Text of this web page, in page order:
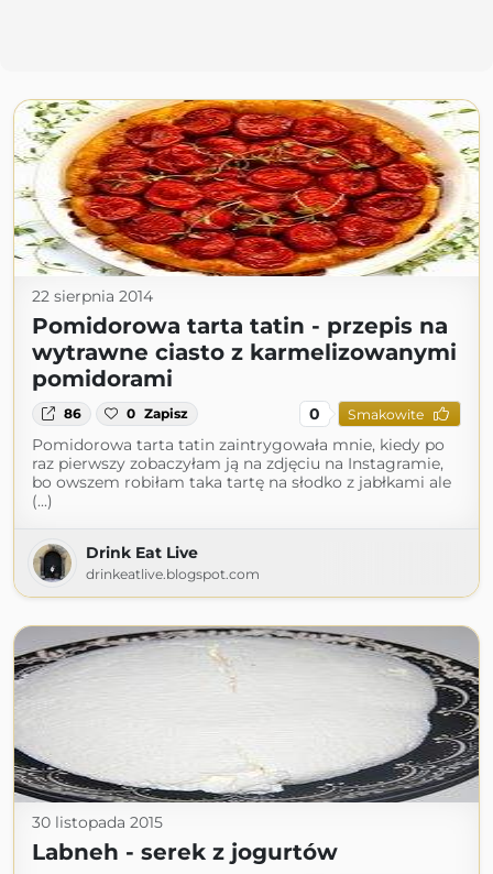
22 sierpnia 2014
Pomidorowa tarta tatin - przepis na
wytrawne ciasto z karmelizowanymi
pomidorami
86 0 Zapisz 0 Smakowite
Pomidorowa tarta tatin zaintrygowała mnie, kiedy po
raz pierwszy zobaczyłam ją na zdjęciu na Instagramie,
bo owszem robiłam taka tartę na słodko z jabłkami ale
(...)
Drink Eat Live
drinkeatlive.blogspot.com
30 listopada 2015
Labneh - serek z jogurtów